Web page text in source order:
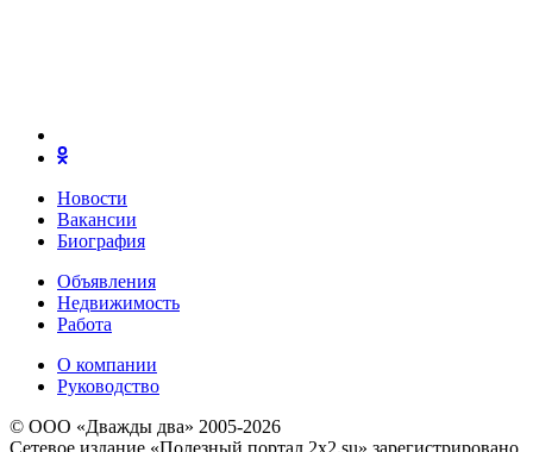
Новости
Вакансии
Биография
Объявления
Недвижимость
Работа
О компании
Руководство
© ООО «Дважды два» 2005-2026
Сетевое издание «Полезный портал 2x2.su» зарегистрировано